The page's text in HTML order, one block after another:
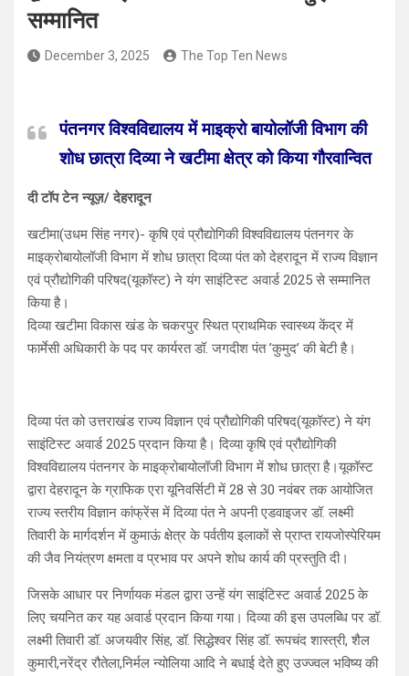
सम्मानित
December 3, 2025 The Top Ten News
पंतनगर विश्वविद्यालय में माइक्रो बायोलॉजी विभाग की
शोध छात्रा दिव्या ने खटीमा क्षेत्र को किया गौरवान्वित
दी टॉप टेन न्यूज़/ देहरादून
खटीमा(उधम सिंह नगर)- कृषि एवं प्रौद्योगिकी विश्वविद्यालय पंतनगर के
माइक्रोबायोलॉजी विभाग में शोध छात्रा दिव्या पंत को देहरादून में राज्य विज्ञान
एवं प्रौद्योगिकी परिषद(यूकॉस्ट) ने यंग साइंटिस्ट अवार्ड 2025 से सम्मानित
किया है।
दिव्या खटीमा विकास खंड के चकरपुर स्थित प्राथमिक स्वास्थ्य केंद्र में
फार्मेसी अधिकारी के पद पर कार्यरत डॉ. जगदीश पंत ’कुमुद’ की बेटी है।
दिव्या पंत को उत्तराखंड राज्य विज्ञान एवं प्रौद्योगिकी परिषद(यूकॉस्ट) ने यंग
साइंटिस्ट अवार्ड 2025 प्रदान किया है। दिव्या कृषि एवं प्रौद्योगिकी
विश्वविद्यालय पंतनगर के माइक्रोबायोलॉजी विभाग में शोध छात्रा है।यूकॉस्ट
द्वारा देहरादून के ग्राफिक एरा यूनिवर्सिटी में 28 से 30 नवंबर तक आयोजित
राज्य स्तरीय विज्ञान कांफ्रेंस में दिव्या पंत ने अपनी एडवाइजर डॉ. लक्ष्मी
तिवारी के मार्गदर्शन में कुमाऊं क्षेत्र के पर्वतीय इलाकों से प्राप्त रायजोस्पेरियम
की जैव नियंत्रण क्षमता व प्रभाव पर अपने शोध कार्य की प्रस्तुति दी।
जिसके आधार पर निर्णायक मंडल द्वारा उन्हें यंग साइंटिस्ट अवार्ड 2025 के
लिए चयनित कर यह अवार्ड प्रदान किया गया। दिव्या की इस उपलब्धि पर डॉ.
लक्ष्मी तिवारी डॉ. अजयवीर सिंह, डॉ. सिद्धेश्वर सिंह डॉ. रूपचंद शास्त्री, शैल
कुमारी,नरेंद्र रौतेला,निर्मल न्योलिया आदि ने बधाई देते हुए उज्ज्वल भविष्य की